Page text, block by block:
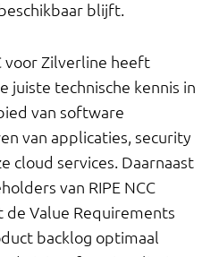
blijft.
voor Zilverline heeft
juiste technische kennis in
van software
van applicaties, security
cloud services. Daarnaast
van RIPE NCC
de Value Requirements
backlog optimaal